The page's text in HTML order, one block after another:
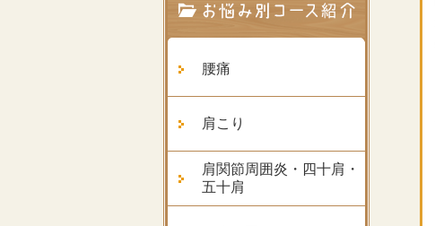
腰痛
肩こり
肩関節周囲炎・四十肩・
五十肩